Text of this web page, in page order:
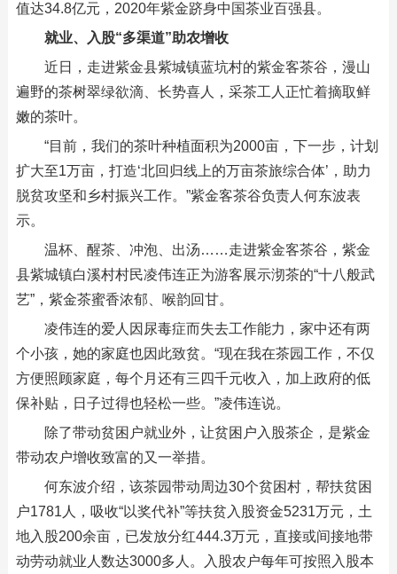
值达34.8亿元，2020年紫金跻身中国茶业百强县。
就业、入股“多渠道”助农增收
近日，走进紫金县紫城镇蓝坑村的紫金客茶谷，漫山
遍野的茶树翠绿欲滴、长势喜人，采茶工人正忙着摘取鲜
嫩的茶叶。
“目前，我们的茶叶种植面积为2000亩，下一步，计划
扩大至1万亩，打造‘北回归线上的万亩茶旅综合体’，助力
脱贫攻坚和乡村振兴工作。”紫金客茶谷负责人何东波表
示。
温杯、醒茶、冲泡、出汤……走进紫金客茶谷，紫金
县紫城镇白溪村村民凌伟连正为游客展示沏茶的“十八般武
艺”，紫金茶蜜香浓郁、喉韵回甘。
凌伟连的爱人因尿毒症而失去工作能力，家中还有两
个小孩，她的家庭也因此致贫。“现在我在茶园工作，不仅
方便照顾家庭，每个月还有三四千元收入，加上政府的低
保补贴，日子过得也轻松一些。”凌伟连说。
除了带动贫困户就业外，让贫困户入股茶企，是紫金
带动农户增收致富的又一举措。
何东波介绍，该茶园带动周边30个贫困村，帮扶贫困
户1781人，吸收“以奖代补”等扶贫入股资金5231万元，土
地入股200余亩，已发放分红444.3万元，直接或间接地带
动劳动就业人数达3000多人。入股农户每年可按照入股本